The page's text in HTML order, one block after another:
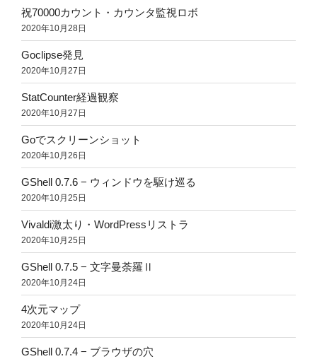
祝70000カウント・カウンタ監視ロボ
2020年10月28日
Goclipse発見
2020年10月27日
StatCounter経過観察
2020年10月27日
Goでスクリーンショット
2020年10月26日
GShell 0.7.6 − ウィンドウを駆け巡る
2020年10月25日
Vivaldi激太り・WordPressリストラ
2020年10月25日
GShell 0.7.5 − 文字曼荼羅Ⅱ
2020年10月24日
4次元マップ
2020年10月24日
GShell 0.7.4 − ブラウザの穴